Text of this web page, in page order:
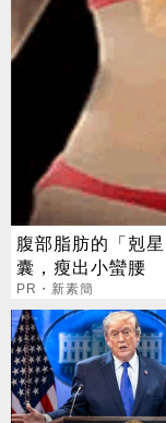
腹部脂肪的「剋
囊，瘦出小蠻腰
PR・新素簡